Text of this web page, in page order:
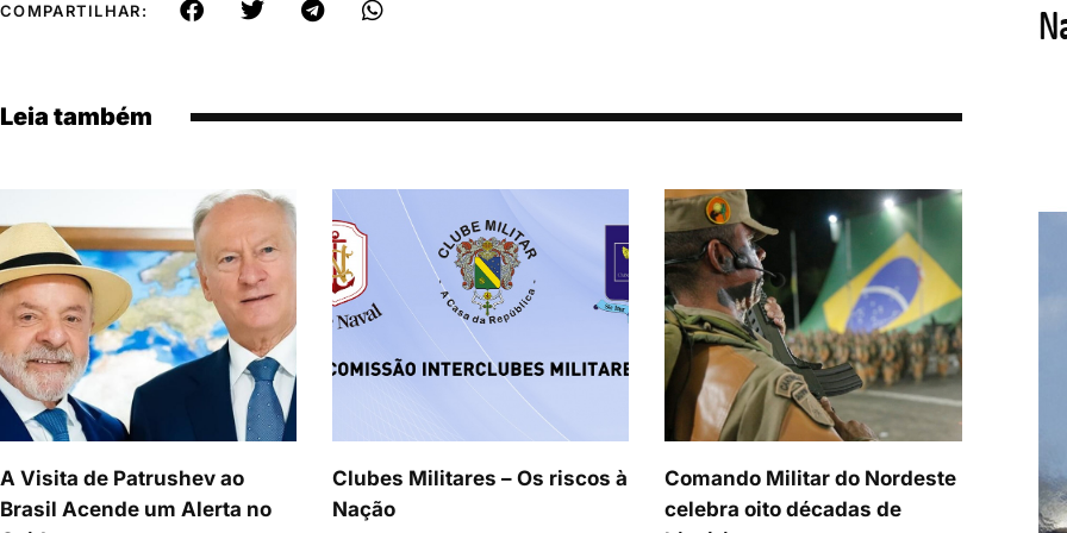
COMPARTILHAR:
Leia também
A Visita de Patrushev ao
Brasil Acende um Alerta no
Clubes Militares – Os riscos à
Nação
Comando Militar do Nordeste
celebra oito décadas de